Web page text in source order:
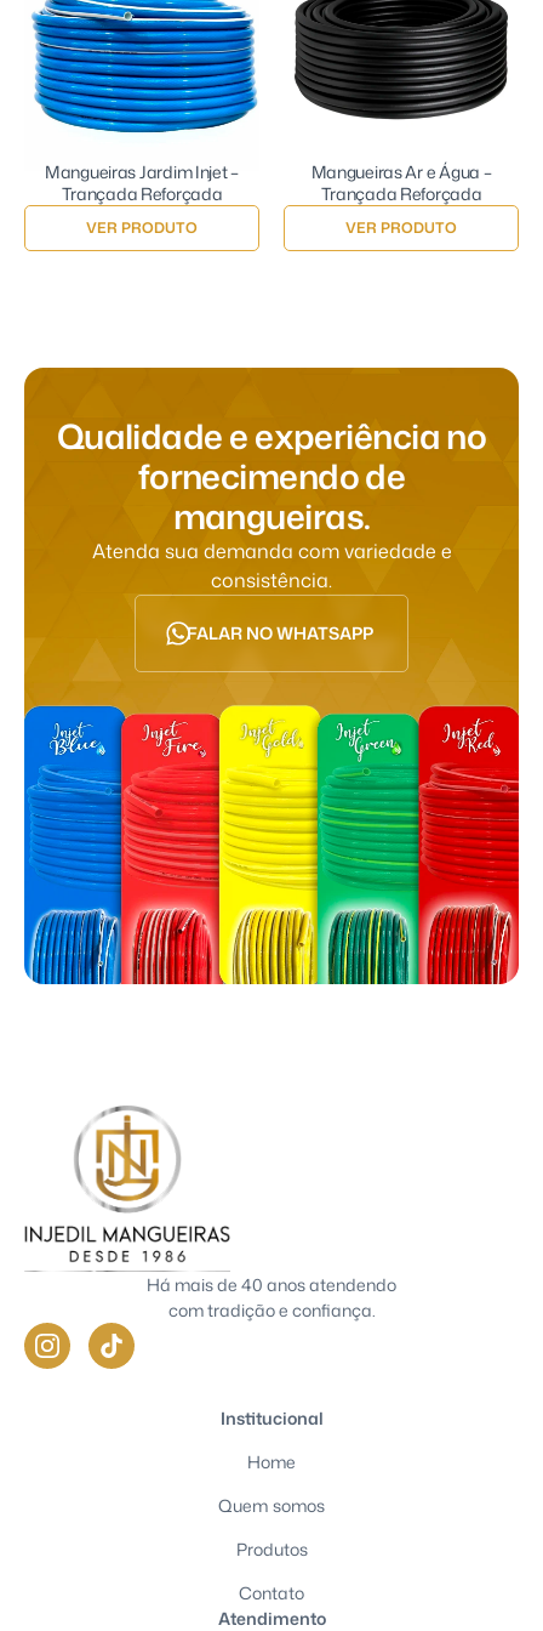
Mangueiras Jardim Injet –
Trançada Reforçada
VER PRODUTO
Mangueiras Ar e Água –
Trançada Reforçada
VER PRODUTO
Qualidadeeexperiênciano
fornecimendode
mangueiras.
Atenda sua demanda com variedade e
consistência.
FALAR NO WHATSAPP
Há mais de 40 anos atendendo
com tradição e confiança.
Institucional
Home
Quem somos
Produtos
Contato
Atendimento